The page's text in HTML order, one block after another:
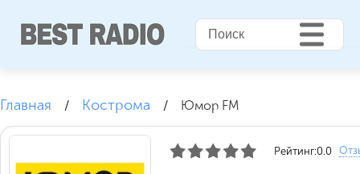
Главная / Кострома / Юмор FM
Рейтинг:0.0